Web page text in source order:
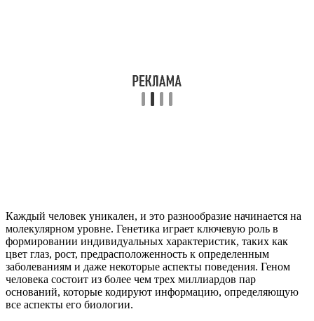
Каждый человек уникален, и это разнообразие начинается на
молекулярном уровне. Генетика играет ключевую роль в
формировании индивидуальных характеристик, таких как
цвет глаз, рост, предрасположенность к определенным
заболеваниям и даже некоторые аспекты поведения. Геном
человека состоит из более чем трех миллиардов пар
оснований, которые кодируют информацию, определяющую
все аспекты его биологии.